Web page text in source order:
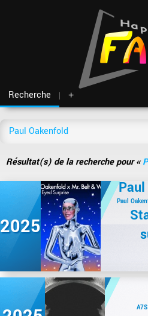
Recherche +
Fil d'actu
Artistes
Hasard
Résultat(s) de la recherche pour «
2025
Paul